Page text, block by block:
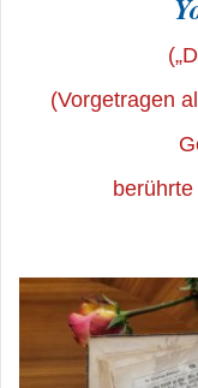
(Vorgetragen